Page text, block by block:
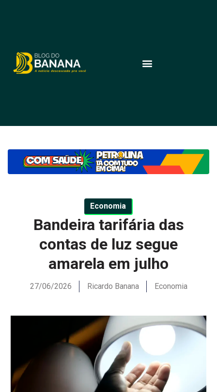
Economia
Bandeira tarifária das
contas de luz segue
amarela em julho
27/06/2026 Ricardo Banana Economia